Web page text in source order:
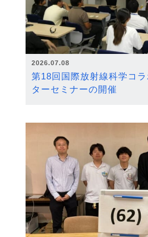
2026.07.08
第18回国際放射線科学コ
ターセミナーの開催